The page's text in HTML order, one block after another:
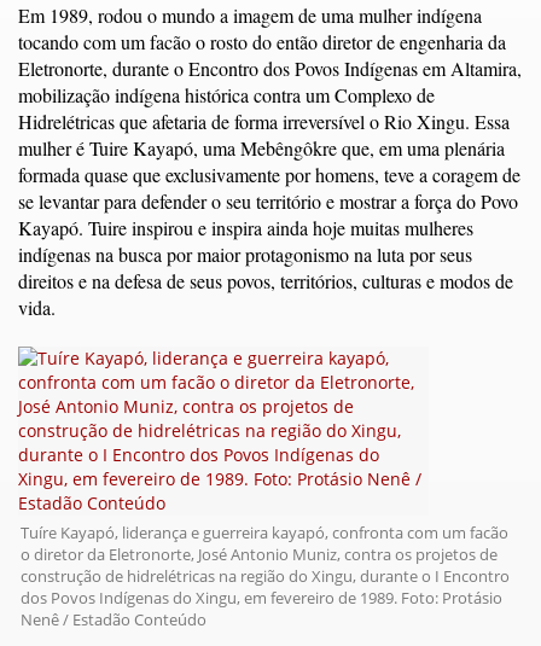
Em 1989, rodou o mundo a imagem de uma mulher indígena
tocando com um facão o rosto do então diretor de engenharia da
Eletronorte, durante o Encontro dos Povos Indígenas em Altamira,
mobilização indígena histórica contra um Complexo de
Hidrelétricas que afetaria de forma irreversível o Rio Xingu. Essa
mulher é Tuire Kayapó, uma Mebêngôkre que, em uma plenária
formada quase que exclusivamente por homens, teve a coragem de
se levantar para defender o seu território e mostrar a força do Povo
Kayapó. Tuire inspirou e inspira ainda hoje muitas mulheres
indígenas na busca por maior protagonismo na luta por seus
direitos e na defesa de seus povos, territórios, culturas e modos de
vida.
Tuíre Kayapó, liderança e guerreira kayapó, confronta com um facão
o diretor da Eletronorte, José Antonio Muniz, contra os projetos de
construção de hidrelétricas na região do Xingu, durante o I Encontro
dos Povos Indígenas do Xingu, em fevereiro de 1989. Foto: Protásio
Nenê / Estadão Conteúdo